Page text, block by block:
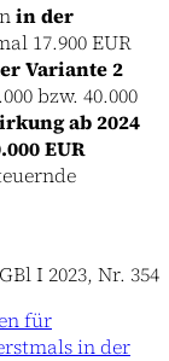
in der
17.900 EUR
Variante 2
bzw. 40.000
ab 2024
EUR
I 2023, Nr. 354
für
in der